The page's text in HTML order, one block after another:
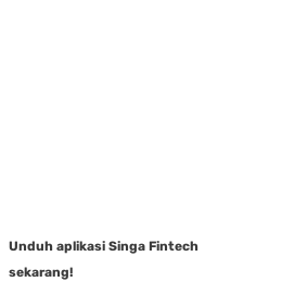
Unduh aplikasi Singa Fintech
sekarang!